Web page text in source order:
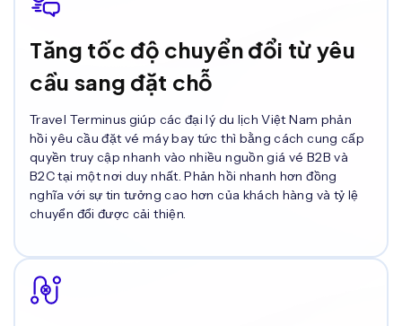
Tăng tốc độ chuyển đổi từ yêu
cầu sang đặt chỗ
Travel Terminus giúp các đại lý du lịch Việt Nam phản
hồi yêu cầu đặt vé máy bay tức thì bằng cách cung cấp
quyền truy cập nhanh vào nhiều nguồn giá vé B2B và
B2C tại một nơi duy nhất. Phản hồi nhanh hơn đồng
nghĩa với sự tin tưởng cao hơn của khách hàng và tỷ lệ
chuyển đổi được cải thiện.